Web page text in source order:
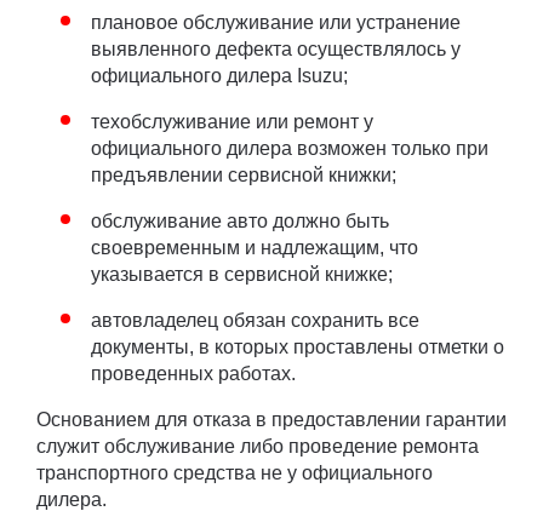
плановое обслуживание или устранение
выявленного дефекта осуществлялось у
официального дилера Isuzu;
техобслуживание или ремонт у
официального дилера возможен только при
предъявлении сервисной книжки;
обслуживание авто должно быть
своевременным и надлежащим, что
указывается в сервисной книжке;
автовладелец обязан сохранить все
документы, в которых проставлены отметки о
проведенных работах.
Основанием для отказа в предоставлении гарантии
служит обслуживание либо проведение ремонта
транспортного средства не у официального
дилера.